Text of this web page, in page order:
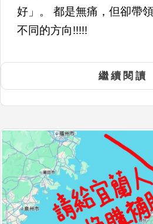
好」。 都是無痛，但卻帶
不同的方向!!!!!
繼續閱讀